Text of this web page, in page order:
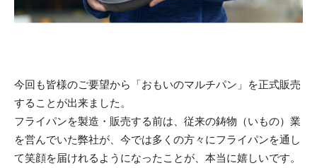
今回も皆様のご要望から「おもいのマルチパン」を正式販売
することが出来ました。
フライパンを製造・販売する前は、従来の鋳物（いもの）業
を営んでいた弊社が、今では多くの方々にフライパンを通し
て笑顔を届けれるようになったことが、本当に嬉しいです。